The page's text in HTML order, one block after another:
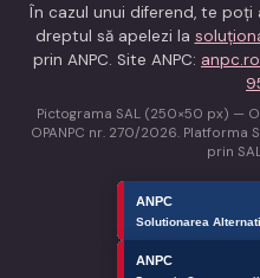
În cazul unui diferend, te poți
dreptul să apelezi la
prin ANPC. Site ANPC: anpc.ro
Pictograma SAL (250×50 px) —
OPANPC nr. 270/2026. Platforma
prin